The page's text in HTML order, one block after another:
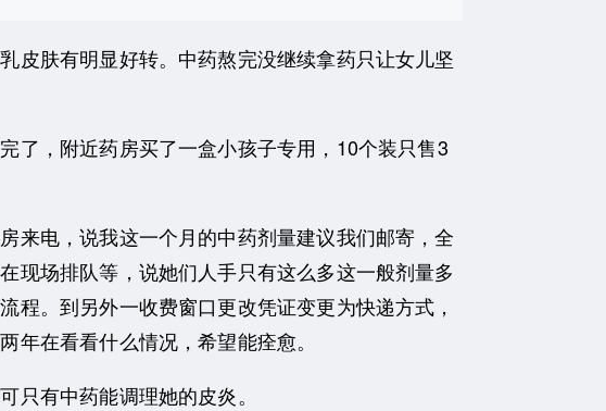
肤有明显好转。中药熬完没继续拿药只让女儿坚
，附近药房买了一盒小孩子专用，10个装只售3
电，说我这一个月的中药剂量建议我们邮寄，全
现场排队等，说她们人手只有这么多这一般剂量多
。到另外一收费窗口更改凭证变更为快递方式，
在看看什么情况，希望能痊愈。
有中药能调理她的皮炎。